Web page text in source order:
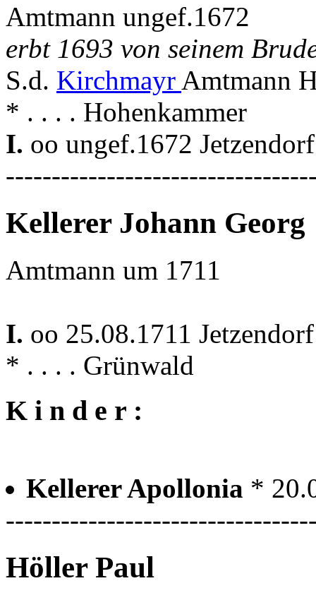
Amtmann ungef.1672
erbt 1693 von seinem
S.d. Kirchmayr Amtmann
* . . . . Hohenkammer
I. oo ungef.1672 Jetzendorf
Kellerer Johann Georg
Amtmann um 1711
I. oo 25.08.1711
* . . . . Grünwald
K i n d e r :
Kellerer Apollonia *
Höller Paul